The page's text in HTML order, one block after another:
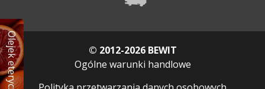
© 2012-2026 BEWIT
Ogólne warunki handlowe